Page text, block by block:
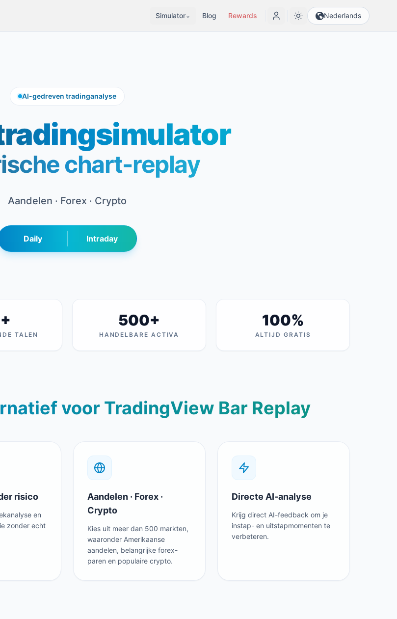
Simulator⌄ Blog Rewards Nederlands
AI-gedreven tradinganalyse
chart-replay
Aandelen · Forex · Crypto
Daily Intraday
TALEN
500+
HANDELBARE ACTIVA
100%
ALTIJD GRATIS
voor TradingView Bar Replay
risico
en
zonder echt
Aandelen · Forex ·
Crypto
Kies uit meer dan 500 markten,
waaronder Amerikaanse
aandelen, belangrijke forex-
paren en populaire crypto.
Directe AI-analyse
Krijg direct AI-feedback om je
instap- en uitstapmomenten te
verbeteren.